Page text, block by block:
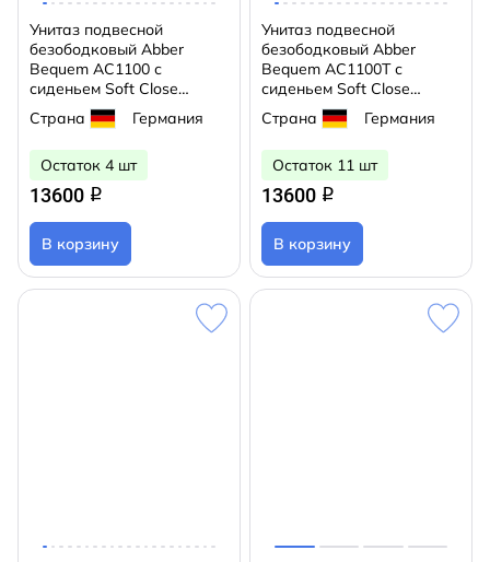
Унитаз подвесной
безободковый Abber
Bequem AC1100 с
сиденьем Soft Close
(микролифт) (белый)
Страна Германия
Остаток 4 шт
13600 q
В корзину
Унитаз подвесной
безободковый Abber
Bequem AC1100T с
сиденьем Soft Close
(микролифт) (белый)
Страна Германия
Остаток 11 шт
13600 q
В корзину